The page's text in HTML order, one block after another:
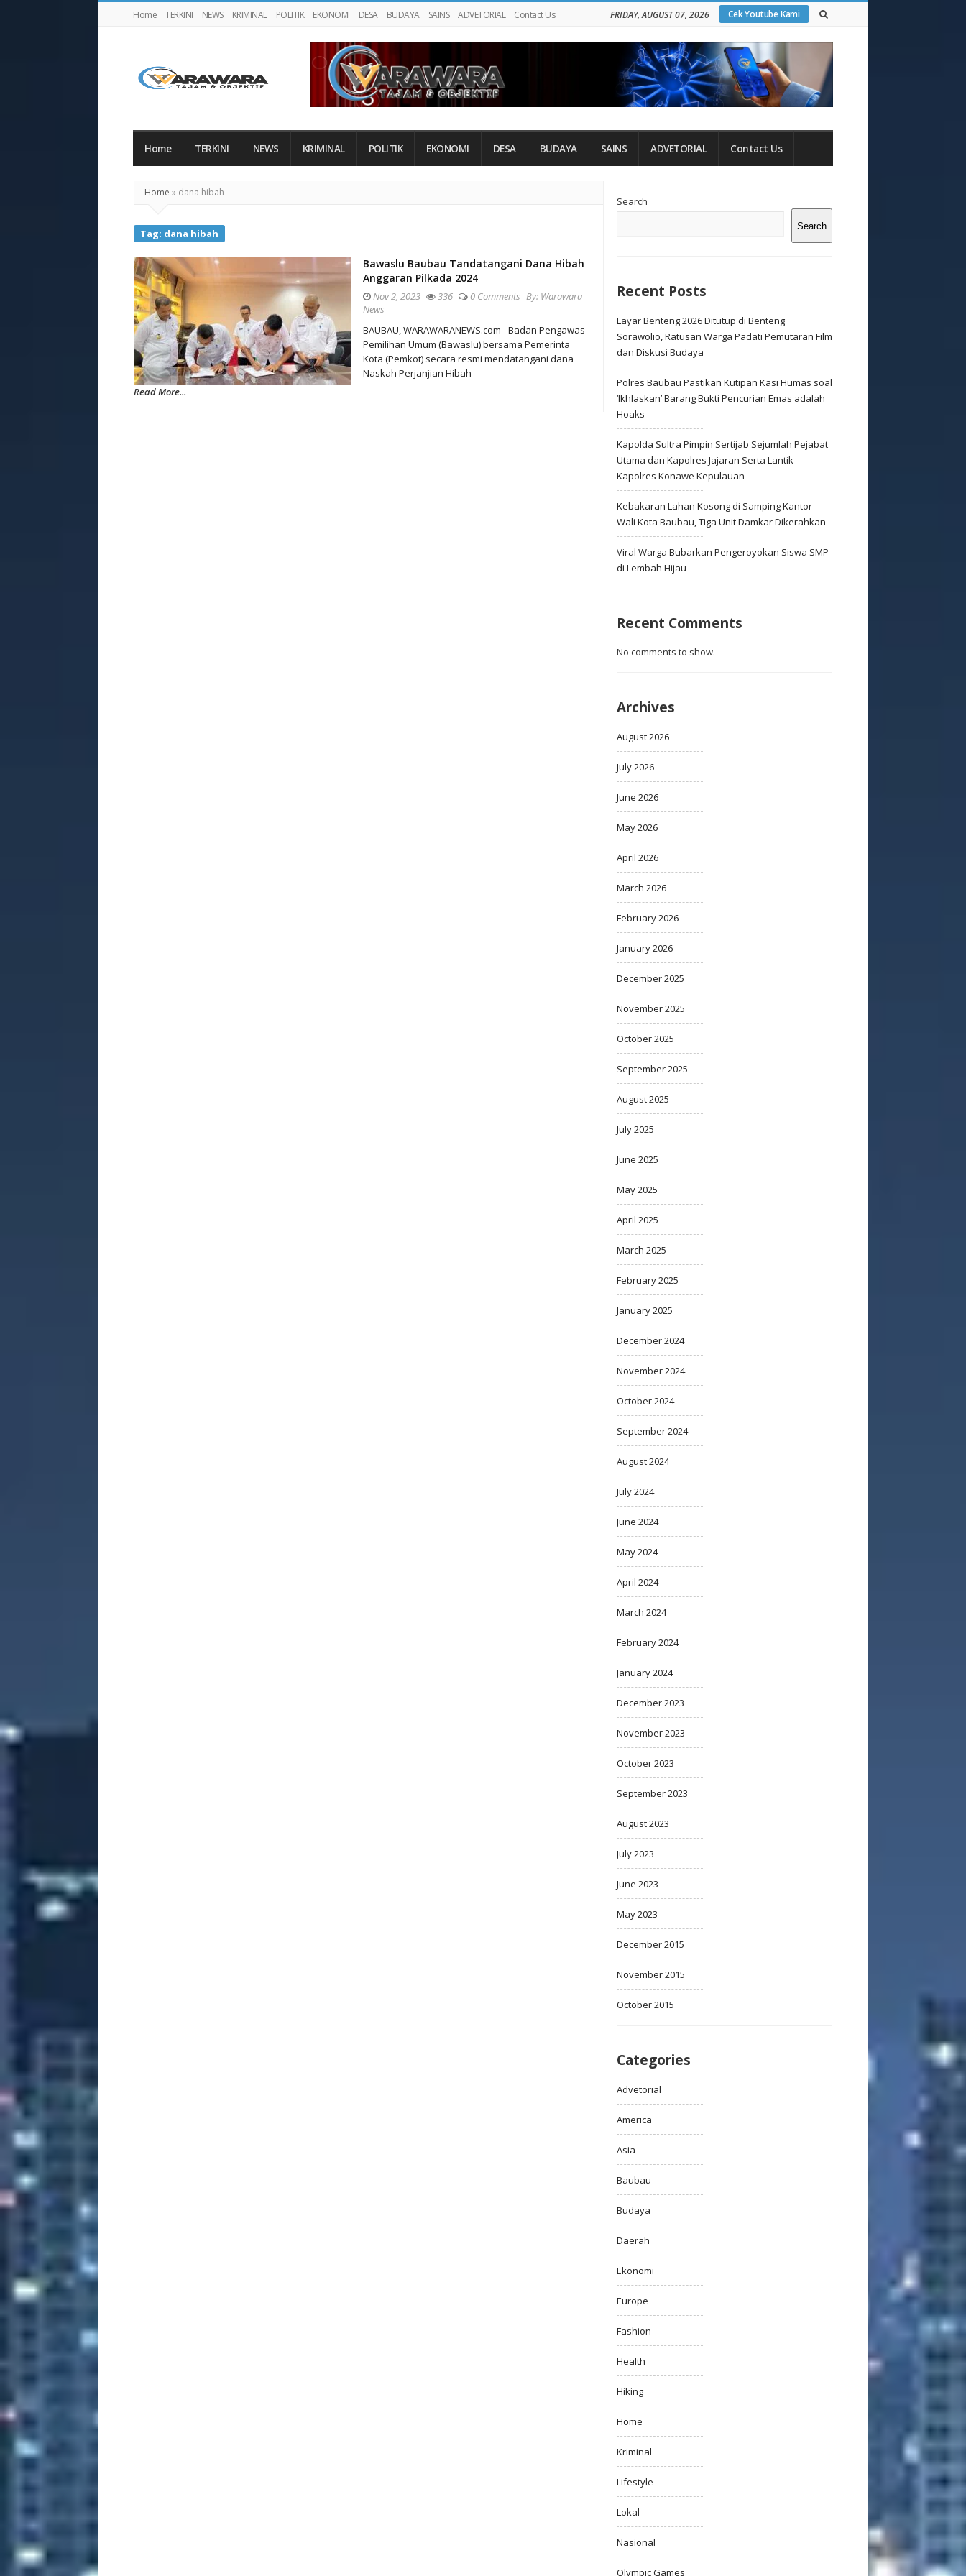
Home TERKINI NEWS KRIMINAL POLITIK EKONOMI DESA BUDAYA SAINS ADVETORIAL Contact Us Cek Youtube Kami
FRIDAY, AUGUST 07, 2026
Home TERKINI NEWS KRIMINAL POLITIK EKONOMI DESA BUDAYA SAINS ADVETORIAL Contact Us
Home » dana hibah
Tag: dana hibah
Bawaslu Baubau Tandatangani Dana Hibah
Anggaran Pilkada 2024
Nov 2, 2023 336 0 Comments By: Warawara
News
BAUBAU, WARAWARANEWS.com - Badan Pengawas
Pemilihan Umum (Bawaslu) bersama Pemerinta
Kota (Pemkot) secara resmi mendatangani dana
Naskah Perjanjian Hibah
Read More...
Sidebar
Search
Search
Recent Posts
Layar Benteng 2026 Ditutup di Benteng
Sorawolio, Ratusan Warga Padati Pemutaran Film
dan Diskusi Budaya
Polres Baubau Pastikan Kutipan Kasi Humas soal
‘Ikhlaskan’ Barang Bukti Pencurian Emas adalah
Hoaks
Kapolda Sultra Pimpin Sertijab Sejumlah Pejabat
Utama dan Kapolres Jajaran Serta Lantik
Kapolres Konawe Kepulauan
Kebakaran Lahan Kosong di Samping Kantor
Wali Kota Baubau, Tiga Unit Damkar Dikerahkan
Viral Warga Bubarkan Pengeroyokan Siswa SMP
di Lembah Hijau
Recent Comments
No comments to show.
Archives
August 2026
July 2026
June 2026
May 2026
April 2026
March 2026
February 2026
January 2026
December 2025
November 2025
October 2025
September 2025
August 2025
July 2025
June 2025
May 2025
April 2025
March 2025
February 2025
January 2025
December 2024
November 2024
October 2024
September 2024
August 2024
July 2024
June 2024
May 2024
April 2024
March 2024
February 2024
January 2024
December 2023
November 2023
October 2023
September 2023
August 2023
July 2023
June 2023
May 2023
December 2015
November 2015
October 2015
Categories
Advetorial
America
Asia
Baubau
Budaya
Daerah
Ekonomi
Europe
Fashion
Health
Hiking
Home
Kriminal
Lifestyle
Lokal
Nasional
Olympic Games